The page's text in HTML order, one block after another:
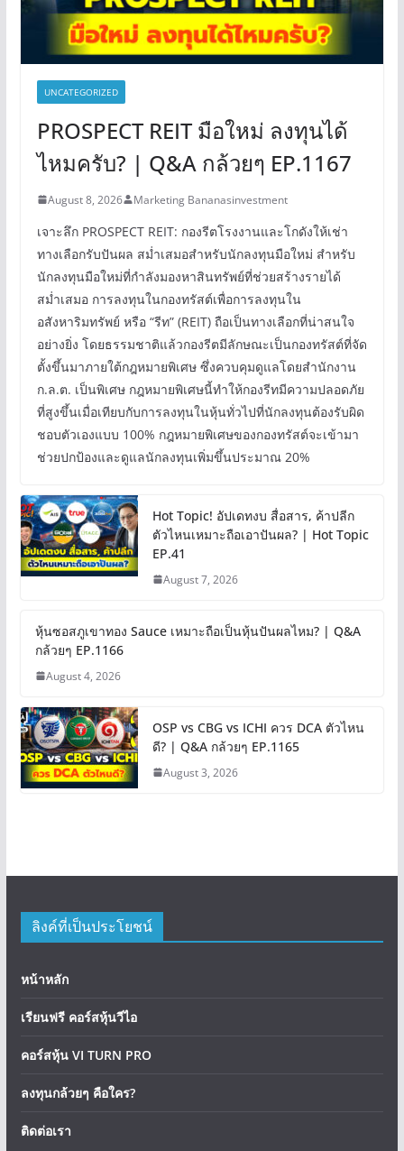
UNCATEGORIZED
PROSPECT REIT มือใหม่ ลงทุนได้
ไหมครับ? | Q&A กล้วยๆ EP.1167
August 8, 2026 Marketing Bananasinvestment
เจาะลึก PROSPECT REIT: กองรีตโรงงานและโกดังให้เช่า
ทางเลือกรับปันผล สม่ำเสมอสำหรับนักลงทุนมือใหม่ สำหรับ
นักลงทุนมือใหม่ที่กำลังมองหาสินทรัพย์ที่ช่วยสร้างรายได้
สม่ำเสมอ การลงทุนในกองทรัสต์เพื่อการลงทุนใน
อสังหาริมทรัพย์ หรือ “รีท” (REIT) ถือเป็นทางเลือกที่น่าสนใจ
อย่างยิ่ง โดยธรรมชาติแล้วกองรีตมีลักษณะเป็นกองทรัสต์ที่จัด
ตั้งขึ้นมาภายใต้กฎหมายพิเศษ ซึ่งควบคุมดูแลโดยสำนักงาน
ก.ล.ต. เป็นพิเศษ กฎหมายพิเศษนี้ทำให้กองรีทมีความปลอดภัย
ที่สูงขึ้นเมื่อเทียบกับการลงทุนในหุ้นทั่วไปที่นักลงทุนต้องรับผิด
ชอบตัวเองแบบ 100% กฎหมายพิเศษของกองทรัสต์จะเข้ามา
ช่วยปกป้องและดูแลนักลงทุนเพิ่มขึ้นประมาณ 20%
Hot Topic! อัปเดทงบ สื่อสาร, ค้าปลีก
ตัวไหนเหมาะถือเอาปันผล? | Hot Topic
EP.41
August 7, 2026
หุ้นซอสภูเขาทอง Sauce เหมาะถือเป็นหุ้นปันผลไหม? | Q&A
กล้วยๆ EP.1166
August 4, 2026
OSP vs CBG vs ICHI ควร DCA ตัวไหน
ดี? | Q&A กล้วยๆ EP.1165
August 3, 2026
ลิงค์ที่เป็นประโยชน์
หน้าหลัก
เรียนฟรี คอร์สหุ้นวีไอ
คอร์สหุ้น VI TURN PRO
ลงทุนกล้วยๆ คือใคร?
ติดต่อเรา